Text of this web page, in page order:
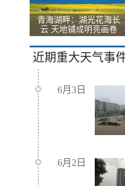
青海湖畔：湖光花海长
云 天地铺成明亮画卷
近期重大天气事
6月3日
6月2日